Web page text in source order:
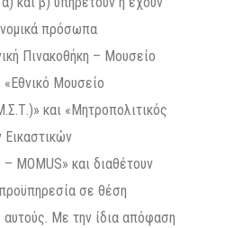
πρόσωπα
Πινακοθήκη – Μουσείο
Μουσείο
και «Μητροπολιτικός
ΜOMUS» και διαθέτουν
σε θέση
Με την ίδια απόφαση